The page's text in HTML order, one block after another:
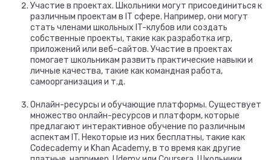
Участие в проектах. Школьники могут присоединиться к
различным проектам в IT сфере. Например, они могут
стать членами школьных IT-клубов или создать
собственные проекты, такие как разработка игр,
приложений или веб-сайтов. Участие в проектах
помогает школьникам развить практические навыки и
личные качества, такие как командная работа,
самоорганизация и т.д.
Онлайн-ресурсы и обучающие платформы. Существует
множество онлайн-ресурсов и платформ, которые
предлагают интерактивное обучение по различным
аспектам IT. Некоторые из них бесплатны, такие как
Codecademy и Khan Academy, в то время как другие